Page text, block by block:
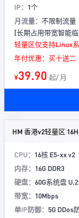
IP： 1个
月流量： 不限制流量
[长期占用带宽智能
轻量区仅支持Linux
年付优惠：买十送二
¥39.90 起/ 月
HM 香港v2轻量区
CPU： 16核 E5-xx v2
内存： 16G DDR3
硬盘： 60G系统盘
带宽： 10Mbps
单IP防御： 5G DDos